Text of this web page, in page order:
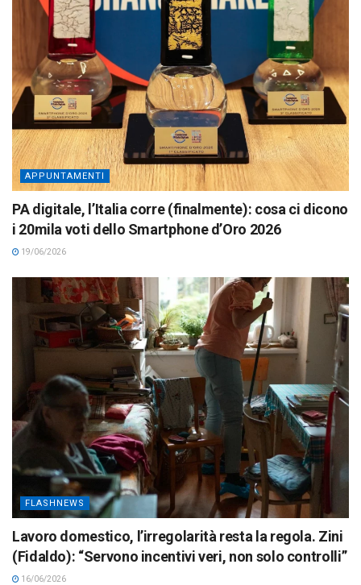
APPUNTAMENTI
PA digitale, l’Italia corre (finalmente): cosa ci dicono
i 20mila voti dello Smartphone d’Oro 2026
19/06/2026
FLASHNEWS
Lavoro domestico, l’irregolarità resta la regola. Zini
(Fidaldo): “Servono incentivi veri, non solo controlli”
16/06/2026